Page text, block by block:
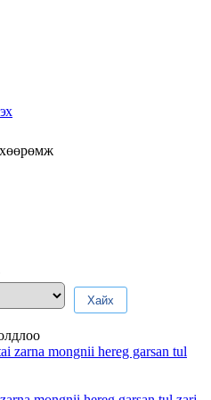
Хайх